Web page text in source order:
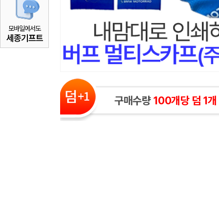
모바일에서도
세종기프트
구매수량100개당 덤 1개